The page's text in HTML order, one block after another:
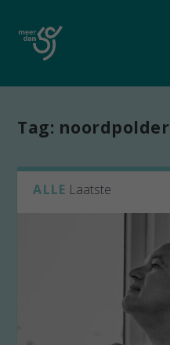
Tag: noordpolder
ALLE Laatste